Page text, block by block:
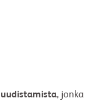
, jonka